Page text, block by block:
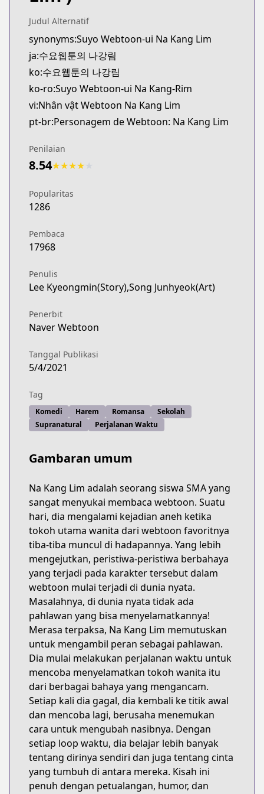
Judul Alternatif
synonyms:Suyo Webtoon-ui Na Kang Lim
ja:수요웹툰의 나강림
ko:수요웹툰의 나강림
ko-ro:Suyo Webtoon-ui Na Kang-Rim
vi:Nhân vật Webtoon Na Kang Lim
pt-br:Personagem de Webtoon: Na Kang Lim
Penilaian
8.54★★★★
Popularitas
1286
Pembaca
17968
Penulis
Lee Kyeongmin(Story),Song Junhyeok(Art)
Penerbit
Naver Webtoon
Tanggal Publikasi
5/4/2021
Tag
Komedi Harem Romansa
Sekolah
Supranatural
Perjalanan Waktu
Gambaran umum
Na Kang Lim adalah seorang siswa SMA yang
sangat menyukai membaca webtoon. Suatu
hari, dia mengalami kejadian aneh ketika
tokoh utama wanita dari webtoon favoritnya
tiba-tiba muncul di hadapannya. Yang lebih
mengejutkan, peristiwa-peristiwa berbahaya
yang terjadi pada karakter tersebut dalam
webtoon mulai terjadi di dunia nyata.
Masalahnya, di dunia nyata tidak ada
pahlawan yang bisa menyelamatkannya!
Merasa terpaksa, Na Kang Lim memutuskan
untuk mengambil peran sebagai pahlawan.
Dia mulai melakukan perjalanan waktu untuk
mencoba menyelamatkan tokoh wanita itu
dari berbagai bahaya yang mengancam.
Setiap kali dia gagal, dia kembali ke titik awal
dan mencoba lagi, berusaha menemukan
cara untuk mengubah nasibnya. Dengan
setiap loop waktu, dia belajar lebih banyak
tentang dirinya sendiri dan juga tentang cinta
yang tumbuh di antara mereka. Kisah ini
penuh dengan petualangan, humor, dan